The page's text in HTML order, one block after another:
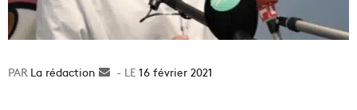
La rédaction
Envoyer16 février 2021